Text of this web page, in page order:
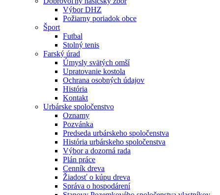
Výbor DHZ
Požiarny poriadok obce
Šport
Futbal
Stolný tenis
Farský úrad
Úmysly svätých omší
Upratovanie kostola
Ochrana osobných údajov
História
Kontakt
Urbárske spoločenstvo
Oznamy
Pozvánka
Predseda urbárskeho spoločenstva
História urbárskeho spoločenstva
Výbor a dozorná rada
Plán práce
Cenník dreva
Žiadosť o kúpu dreva
Správa o hospodárení